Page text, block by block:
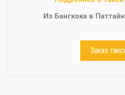
Из Бангкока в
Заказ